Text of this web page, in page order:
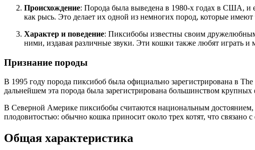
Происхождение: Порода была выведена в 1980-х годах в США, и
как рысь. Это делает их одной из немногих пород, которые
Характер и поведение: Пиксибобы известны своим
ними, издавая различные звуки. Эти кошки также любят играть
Признание породы
В 1995 году порода пиксибоб была официально зарегистрирована в
дальнейшем эта порода была зарегистрирована большинством
В Северной Америке пиксибобы считаются национальным достоянием,
плодовитостью: обычно кошка приносит около трех котят, что связано
Общая характеристика